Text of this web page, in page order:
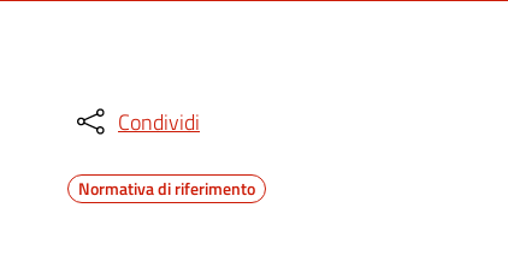
Condividi
Normativa di riferimento